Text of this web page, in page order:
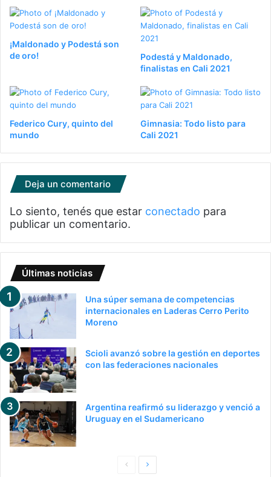
¡Maldonado y Podestá son
de oro!
Podestá y Maldonado,
finalistas en Cali 2021
Federico Cury, quinto del
mundo
Gimnasia: Todo listo para
Cali 2021
Deja un comentario
Lo siento, tenés que estar conectado para
publicar un comentario.
Últimas noticias
Una súper semana de competencias
internacionales en Laderas Cerro Perito
Moreno
Scioli avanzó sobre la gestión en deportes
con las federaciones nacionales
Argentina reafirmó su liderazgo y venció a
Uruguay en el Sudamericano